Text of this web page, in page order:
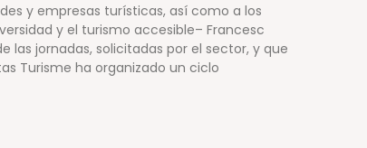
y empresas turísticas, así como a los
y el turismo accesible– Francesc
las jornadas, solicitadas por el sector, y que
Turisme ha organizado un ciclo